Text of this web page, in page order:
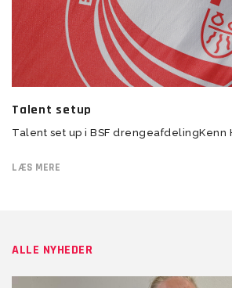
Talent setup
Talent set up i BSF drengeafdelingKenn
LÆS MERE
ALLE NYHEDER